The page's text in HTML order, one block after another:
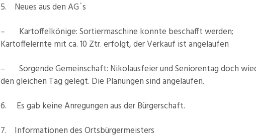
5. Neues aus den AG`s
– Kartoffelkönige: Sortiermaschine konnte beschafft werden;
Kartoffelernte mit ca. 10 Ztr. erfolgt, der Verkauf ist angelaufen
– Sorgende Gemeinschaft: Nikolausfeier und Seniorentag doch
den gleichen Tag gelegt. Die Planungen sind angelaufen.
6. Es gab keine Anregungen aus der Bürgerschaft.
7. Informationen des Ortsbürgermeisters